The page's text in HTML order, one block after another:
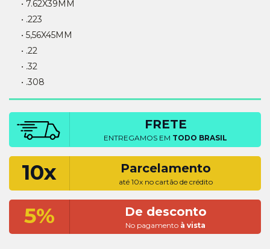
• 7.62X39MM
• .223
• 5,56X45MM
• .22
• .32
• .308
FRETE
ENTREGAMOS EM TODO BRASIL
10x Parcelamento
até 10x no cartão de crédito
5% De desconto
No pagamento à vista